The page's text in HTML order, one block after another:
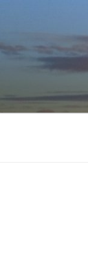
springen